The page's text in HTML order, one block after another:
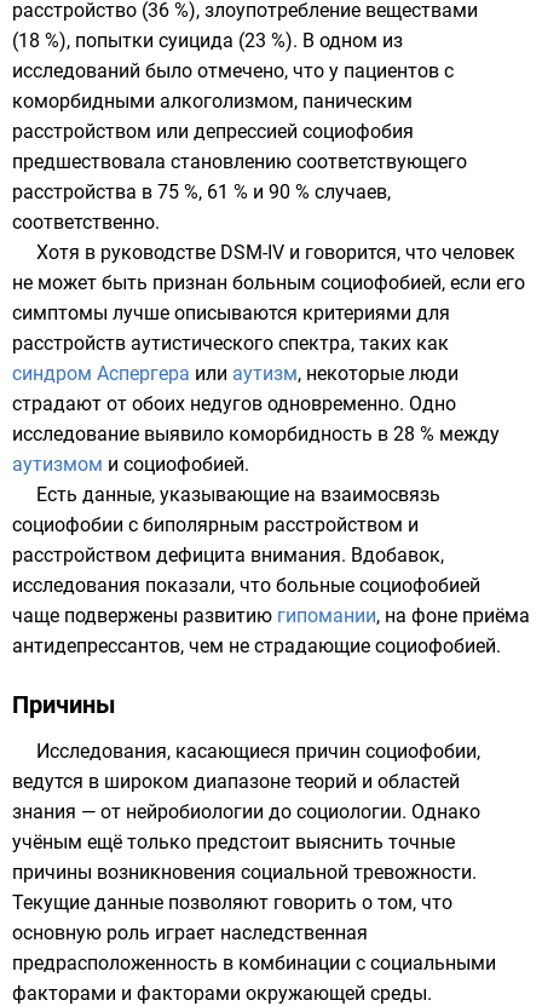
расстройство (36 %), злоупотребление веществами
(18 %), попытки суицида (23 %). В одном из
исследований было отмечено, что у пациентов с
коморбидными алкоголизмом, паническим
расстройством или депрессией социофобия
предшествовала становлению соответствующего
расстройства в 75 %, 61 % и 90 % случаев,
соответственно.
Хотя в руководстве DSM-IV и говорится, что человек
не может быть признан больным социофобией, если его
симптомы лучше описываются критериями для
расстройств аутистического спектра, таких как
синдром Аспергера или аутизм, некоторые люди
страдают от обоих недугов одновременно. Одно
исследование выявило коморбидность в 28 % между
аутизмом и социофобией.
Есть данные, указывающие на взаимосвязь
социофобии с биполярным расстройством и
расстройством дефицита внимания. Вдобавок,
исследования показали, что больные социофобией
чаще подвержены развитию гипомании, на фоне приёма
антидепрессантов, чем не страдающие социофобией.
Причины
Исследования, касающиеся причин социофобии,
ведутся в широком диапазоне теорий и областей
знания — от нейробиологии до социологии. Однако
учёным ещё только предстоит выяснить точные
причины возникновения социальной тревожности.
Текущие данные позволяют говорить о том, что
основную роль играет наследственная
предрасположенность в комбинации с социальными
факторами и факторами окружающей среды.